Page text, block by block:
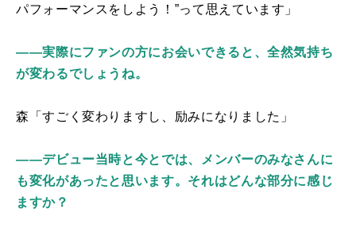
パフォーマンスをしよう！”って思えています」
――実際にファンの方にお会いできると、全然気持ち
が変わるでしょうね。
森「すごく変わりますし、励みになりました」
――デビュー当時と今とでは、メンバーのみなさんに
も変化があったと思います。それはどんな部分に感じ
ますか？